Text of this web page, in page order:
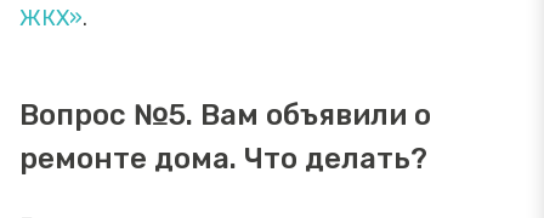
ЖКХ».
Вопрос №5. Вам объявили о
ремонте дома. Что делать?